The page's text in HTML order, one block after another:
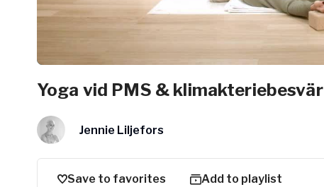
Yoga vid PMS & klimakteriebesvär
Jennie Liljefors
Save to favorites Add to playlist